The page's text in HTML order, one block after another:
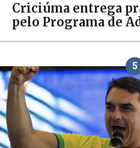
Criciúma entrega
pelo Programa de
5